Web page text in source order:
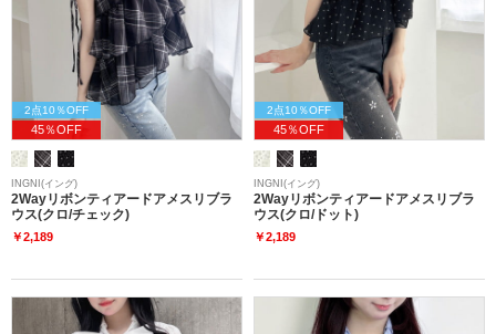
2点10％OFF
45％OFF
INGNI(イング)
2Wayリボンティアードアメスリブラ
ウス(クロ/チェック)
￥2,189
2点10％OFF
45％OFF
INGNI(イング)
2Wayリボンティアードアメスリブラ
ウス(クロ/ドット)
￥2,189